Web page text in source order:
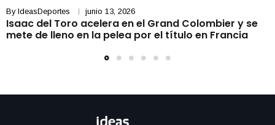
By IdeasDeportes junio 13, 2026
Isaac del Toro acelera en el Grand Colombier y se
mete de lleno en la pelea por el título en Francia